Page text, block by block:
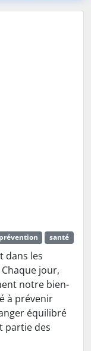
prévention santé
dans les
jour,
notre bien-
à prévenir
équilibré
partie des